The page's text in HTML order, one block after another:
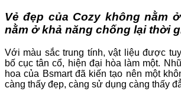
Vẻ đẹp của Cozy không nằm
nằm ở khả năng chống lại thời
Với màu sắc trung tính, vật liệu được
bố cục tân cổ, hiện đại hòa làm một.
hoa của Bsmart đã kiến tạo nên một
càng thấy đẹp, càng sử dụng càng thấy